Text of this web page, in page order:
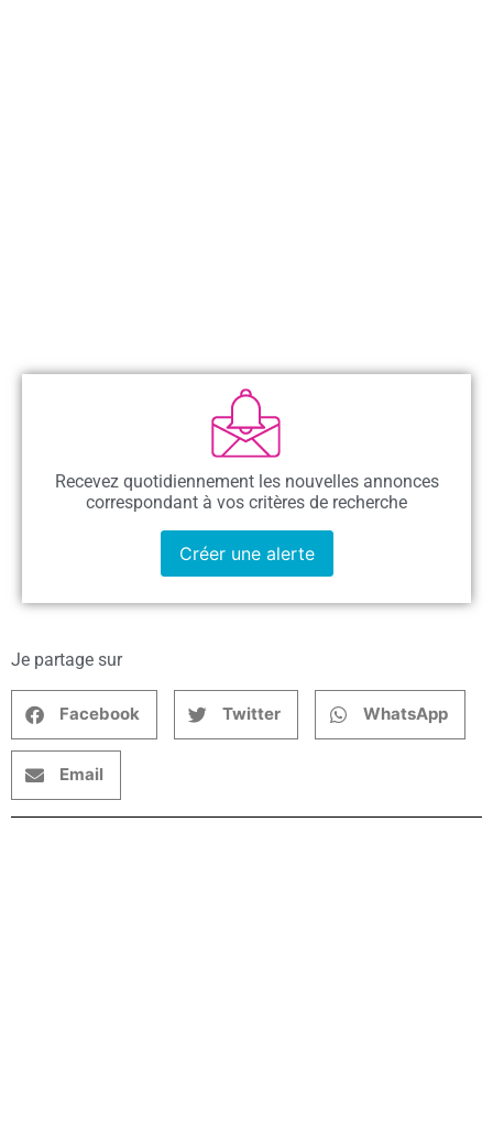
Recevez quotidiennement les nouvelles annonces
correspondant à vos critères de recherche
Créer une alerte
Je partage sur
Facebook Twitter WhatsApp
Email